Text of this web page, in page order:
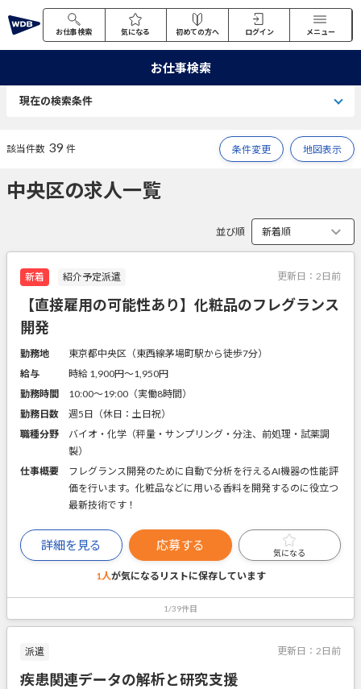
お仕事検索 気になる 初めての方へ ログイン メニュー
お仕事検索
現在の検索条件
該当件数 39 件 条件変更 地図表示
中央区の求人一覧
並び順
新着 紹介予定派遣 更新日： 2日前
【直接雇用の可能性あり】化粧品のフレグランス
開発
勤務地
東京都中央区（東西線茅場町駅から徒歩7分）
給与
時給 1,900円〜1,950円
勤務時間
10:00～19:00（実働8時間）
勤務日数
週5日（休日：土日祝）
職種分野
バイオ・化学（秤量・サンプリング・分注、前処理・試薬調
製）
仕事概要
フレグランス開発のために自動で分析を行えるAI機器の性能評
価を行います。化粧品などに用いる香料を開発するのに役立つ
最新技術です！
詳細を見る 応募する
気になる
1人が気になるリストに保存しています
1/39件目
派遣 更新日： 2日前
疾患関連データの解析と研究支援